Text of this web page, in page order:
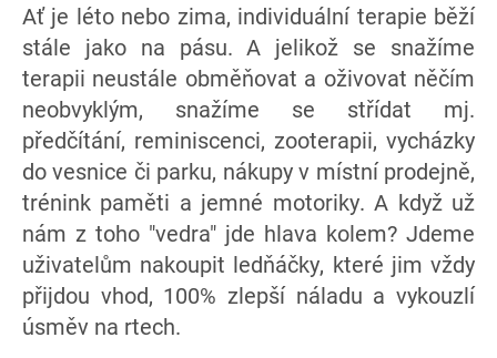
Ať je léto nebo zima, individuální terapie běží
stále jako na pásu. A jelikož se snažíme
terapii neustále obměňovat a oživovat něčím
neobvyklým, snažíme se střídat mj.
předčítání, reminiscenci, zooterapii, vycházky
do vesnice či parku, nákupy v místní prodejně,
trénink paměti a jemné motoriky. A když už
nám z toho "vedra" jde hlava kolem? Jdeme
uživatelům nakoupit ledňáčky, které jim vždy
přijdou vhod, 100% zlepší náladu a vykouzlí
úsměv na rtech.